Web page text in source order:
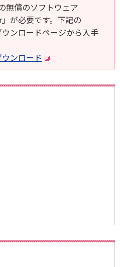
無償のソフトウェア
が必要です。下記の
ンロードページから入手
ンロード